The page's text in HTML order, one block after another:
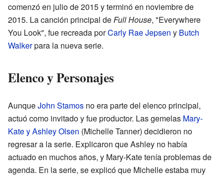
comenzó en julio de 2015 y terminó en noviembre de
2015. La canción principal deFull House, "Everywhere
You Look", fue recreada porCarly Rae Jepsen y Butch
Walkerpara la nueva serie.
Elenco y Personajes
AunqueJohn Stamos no era parte del elenco principal,
actuó como invitado y fue productor. Las gemelas Mary-
Kate y Ashley Olsen (Michelle Tanner) decidieron no
regresar a la serie. Explicaron que Ashley no había
actuado en muchos años, y Mary-Kate tenía problemas de
agenda. En la serie, se explicó que Michelle estaba muy